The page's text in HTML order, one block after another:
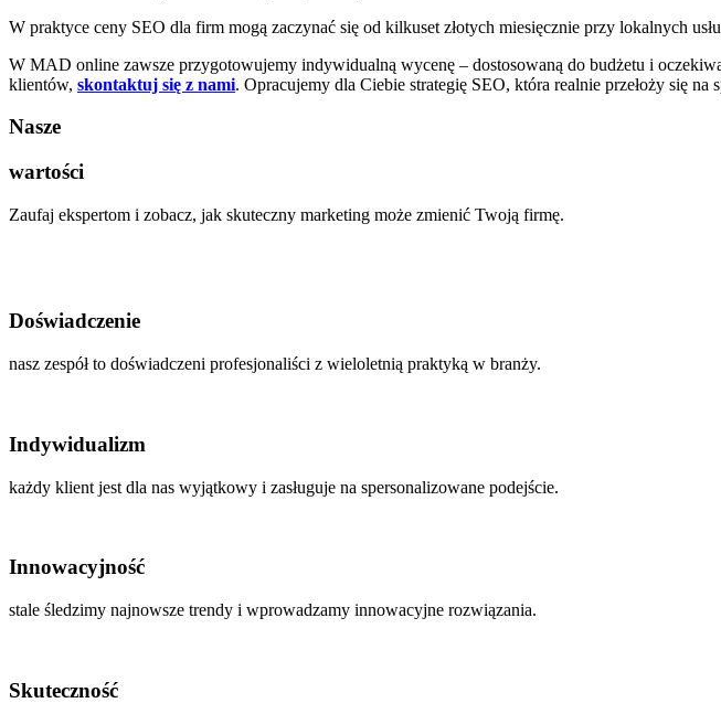
W praktyce ceny SEO dla firm mogą zaczynać się od kilkuset złotych miesięcznie przy lokalnych
W MAD online zawsze przygotowujemy indywidualną wycenę – dostosowaną do budżetu i
klientów, skontaktuj się z nami. Opracujemy dla Ciebie strategię SEO, która realnie przełoży się
Nasze
wartości
Zaufaj ekspertom i zobacz, jak skuteczny marketing może zmienić Twoją firmę.
Doświadczenie
nasz zespół to doświadczeni profesjonaliści z wieloletnią praktyką w branży.
Indywidualizm
każdy klient jest dla nas wyjątkowy i zasługuje na spersonalizowane podejście.
Innowacyjność
stale śledzimy najnowsze trendy i wprowadzamy innowacyjne rozwiązania.
Skuteczność